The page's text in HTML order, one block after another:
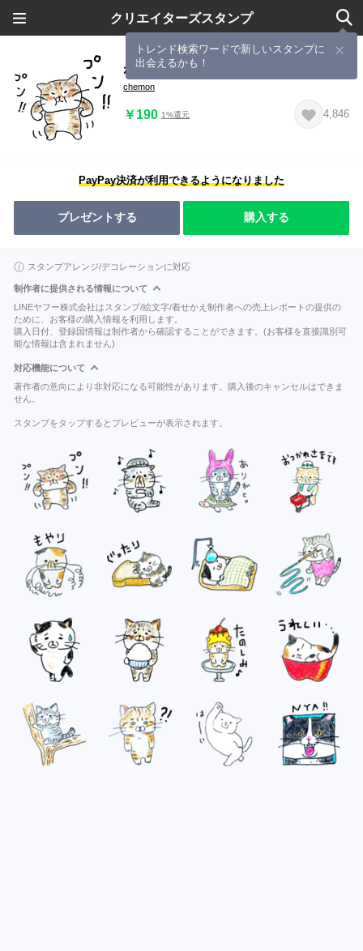
クリエイターズスタンプ
トレンド検索ワードで新しいスタンプに
出会えるかも！
ねここもごも
chemon
￥190 1%還元 4,846
PayPay決済が利用できるようになりました
プレゼントする 購入する
スタンプアレンジ/デコレーションに対応
制作者に提供される情報について
LINEヤフー株式会社はスタンプ/絵文字/着せかえ制作者への売上レポートの提供の
ために、お客様の購入情報を利用します。
購入日付、登録国情報は制作者から確認することができます。(お客様を直接識別可
能な情報は含まれません)
対応機能について
著作者の意向により非対応になる可能性があります。購入後のキャンセルはできま
せん。
スタンプをタップするとプレビューが表示されます。